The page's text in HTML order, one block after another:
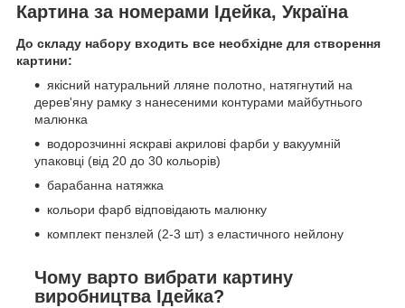
Картина за номерами Ідейка, Україна
До складу набору входить все необхідне для створення
картини:
якісний натуральний лляне полотно, натягнутий на
дерев'яну рамку з нанесеними контурами майбутнього
малюнка
водорозчинні яскраві акрилові фарби у вакуумній
упаковці (від 20 до 30 кольорів)
барабанна натяжка
кольори фарб відповідають малюнку
комплект пензлей (2-3 шт) з еластичного нейлону
Чому варто вибрати картину
виробництва Ідейка?